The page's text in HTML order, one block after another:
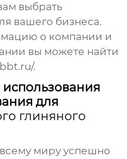
выбрать
вашего бизнеса.
о компании и
вы можете найти
.
для
глиняного
миру успешно